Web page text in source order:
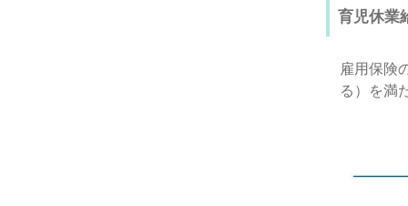
育児休業
雇用保険
る）を満